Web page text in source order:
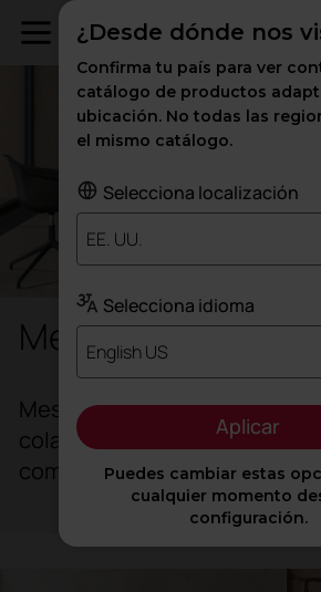
Mesas de reunión
Mesas de reunión para
colaborativos que fomentan la
comunicación y el
¿Desde dónde nos
Confirma tu país para ver
catálogo de productos
ubicación. No todas las
el mismo catálogo.
Selecciona localización
EE. UU.
Selecciona idioma
English US
Aplicar
Puedes cambiar estas
cualquier momento
configuración.